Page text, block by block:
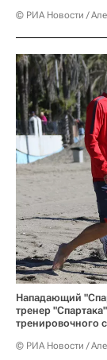
© РИА Новости /
Нападающий
тренер
тренировочного
© РИА Новости /